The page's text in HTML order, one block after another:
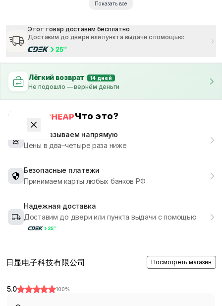
Показать все
Этот товар доставим бесплатно
Доставим до двери или пункта выдачи с помощью:
Лёгкий возврат 14 дней
Не подошло — вернём деньги
Что это?
Мы заказываем напрямую
Цены в два–четыре раза ниже
Безопасные платежи
Принимаем карты любых банков РФ
Надежная доставка
Доставим до двери или пункта выдачи с помощью
日显电子科技有限公司 Посмотреть магазин
5.0 100%